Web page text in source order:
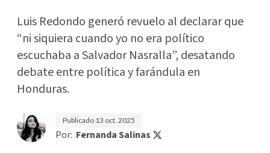
Luis Redondo generó revuelo al declarar que
“ni siquiera cuando yo no era político
escuchaba a Salvador Nasralla”, desatando
debate entre política y farándula en
Honduras.
Publicado 13 oct. 2025
Por: Fernanda Salinas